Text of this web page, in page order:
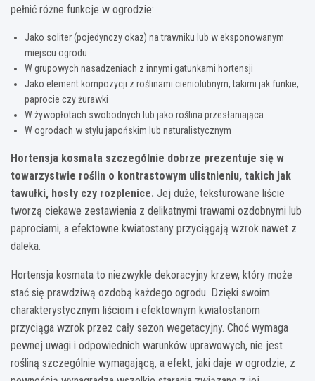
pełnić różne funkcje w ogrodzie:
Jako soliter (pojedynczy okaz) na trawniku lub w eksponowanym
miejscu ogrodu
W grupowych nasadzeniach z innymi gatunkami hortensji
Jako element kompozycji z roślinami cieniolubnym, takimi jak funkie,
paprocie czy żurawki
W żywopłotach swobodnych lub jako roślina przesłaniająca
W ogrodach w stylu japońskim lub naturalistycznym
Hortensja kosmata szczególnie dobrze prezentuje się w
towarzystwie roślin o kontrastowym ulistnieniu, takich jak
tawułki, hosty czy rozplenice. Jej duże, teksturowane liście
tworzą ciekawe zestawienia z delikatnymi trawami ozdobnymi lub
paprociami, a efektowne kwiatostany przyciągają wzrok nawet z
daleka.
Hortensja kosmata to niezwykle dekoracyjny krzew, który może
stać się prawdziwą ozdobą każdego ogrodu. Dzięki swoim
charakterystycznym liściom i efektownym kwiatostanom
przyciąga wzrok przez cały sezon wegetacyjny. Choć wymaga
pewnej uwagi i odpowiednich warunków uprawowych, nie jest
rośliną szczególnie wymagającą, a efekt, jaki daje w ogrodzie, z